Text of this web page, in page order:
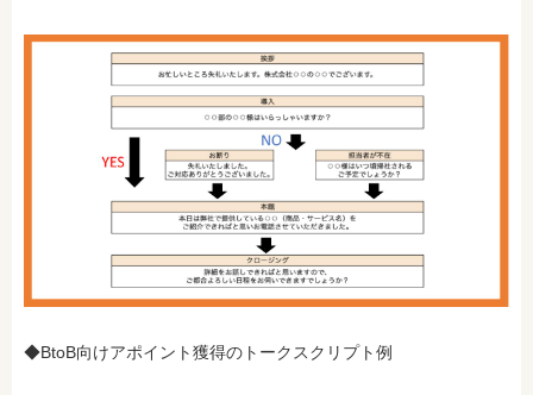
◆BtoB向けアポイント獲得のトークスクリプト例